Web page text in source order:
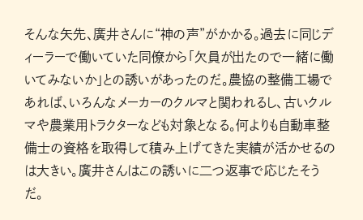
そんな矢先、廣井さんに“神の声”がかかる。過去に同じデ
ィーラーで働いていた同僚から「欠員が出たので一緒に働
いてみないか」との誘いがあったのだ。農協の整備工場で
あれば、いろんなメーカーのクルマと関われるし、古いクル
マや農業用トラクターなども対象となる。何よりも自動車整
備士の資格を取得して積み上げてきた実績が活かせるの
は大きい。廣井さんはこの誘いに二つ返事で応じたそう
だ。